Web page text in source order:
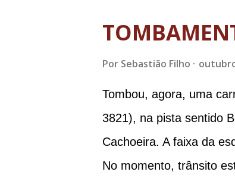
Por Sebastião Filho
Tombou, agora, uma
3821), na pista sentido
Cachoeira. A faixa da
No momento, trânsito